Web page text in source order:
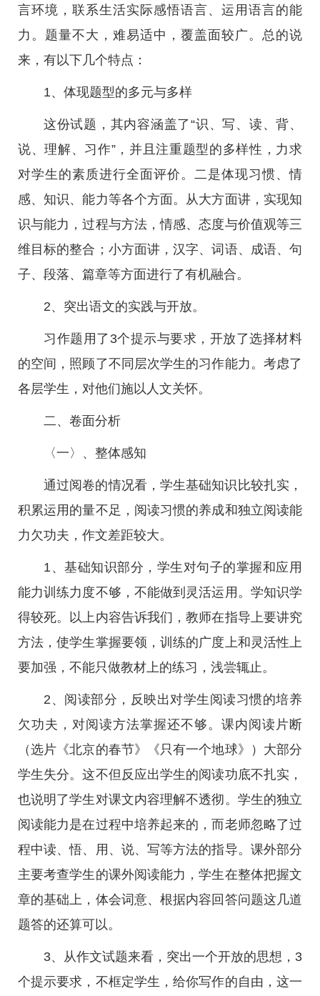
言环境，联系生活实际感悟语言、运用语言的能
力。题量不大，难易适中，覆盖面较广。总的说
来，有以下几个特点：
1、体现题型的多元与多样
这份试题，其内容涵盖了“识、写、读、背、
说、理解、习作”，并且注重题型的多样性，力求
对学生的素质进行全面评价。二是体现习惯、情
感、知识、能力等各个方面。从大方面讲，实现知
识与能力，过程与方法，情感、态度与价值观等三
维目标的整合；小方面讲，汉字、词语、成语、句
子、段落、篇章等方面进行了有机融合。
2、突出语文的实践与开放。
习作题用了3个提示与要求，开放了选择材料
的空间，照顾了不同层次学生的习作能力。考虑了
各层学生，对他们施以人文关怀。
二、卷面分析
〈一〉、整体感知
通过阅卷的情况看，学生基础知识比较扎实，
积累运用的量不足，阅读习惯的养成和独立阅读能
力欠功夫，作文差距较大。
1、基础知识部分，学生对句子的掌握和应用
能力训练力度不够，不能做到灵活运用。学知识学
得较死。以上内容告诉我们，教师在指导上要讲究
方法，使学生掌握要领，训练的广度上和灵活性上
要加强，不能只做教材上的练习，浅尝辄止。
2、阅读部分，反映出对学生阅读习惯的培养
欠功夫，对阅读方法掌握还不够。课内阅读片断
（选片《北京的春节》《只有一个地球》）大部分
学生失分。这不但反应出学生的阅读功底不扎实，
也说明了学生对课文内容理解不透彻。学生的独立
阅读能力是在过程中培养起来的，而老师忽略了过
程中读、悟、用、说、写等方法的指导。课外部分
主要考查学生的课外阅读能力，学生在整体把握文
章的基础上，体会词意、根据内容回答问题这几道
题答的还算可以。
3、从作文试题来看，突出一个开放的思想，3
个提示要求，不框定学生，给你写作的自由，这一